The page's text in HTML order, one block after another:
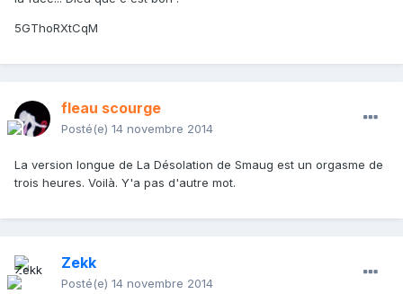
5GThoRXtCqM
fleau scourge
Posté(e) 14 novembre 2014
La version longue de La Désolation de Smaug est un orgasme de
trois heures. Voilà. Y'a pas d'autre mot.
Zekk
Posté(e) 14 novembre 2014